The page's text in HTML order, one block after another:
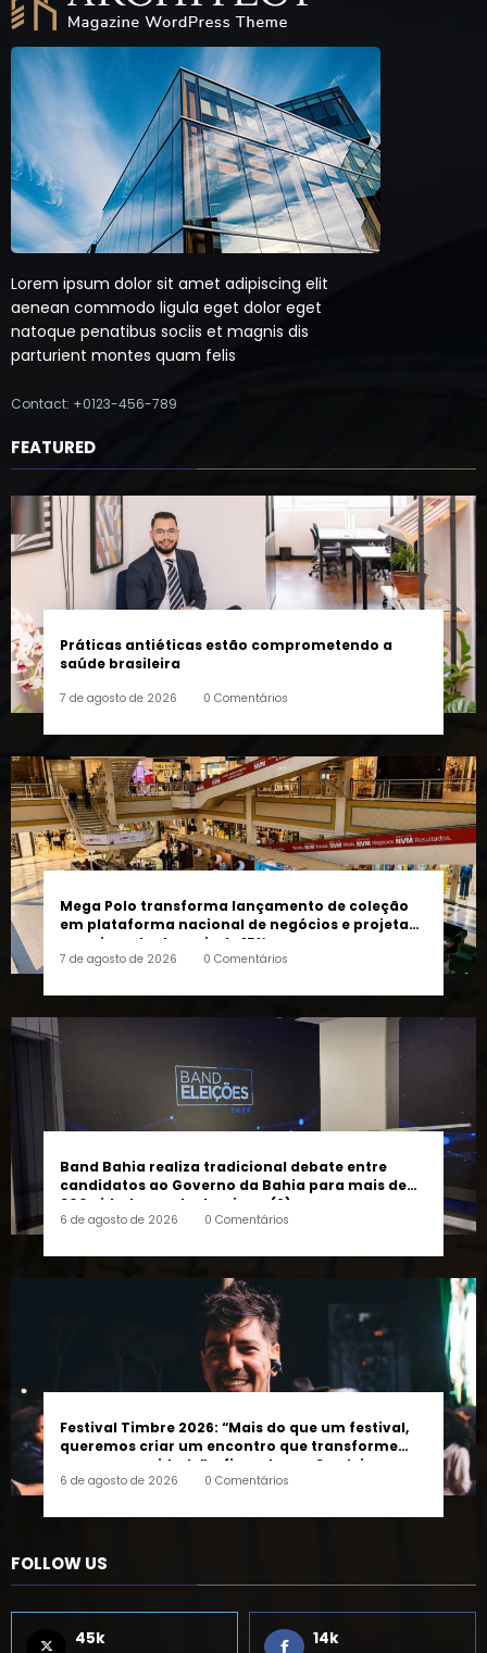
Lorem ipsum dolor sit amet adipiscing elit
aenean commodo ligula eget dolor eget
natoque penatibus sociis et magnis dis
parturient montes quam felis
Contact: +0123-456-789
FEATURED
Práticas antiéticas estão comprometendo a
7 de agosto de 2026
Mega Polo transforma lançamento de coleção
crescimento de mais de 15%
7 de agosto de 2026 0 Comentários
Band Bahia realiza tradicional debate entre
300 cidades neste domingo (9)
6 de agosto de 2026 0 Comentários
Festival Timbre 2026: “Mais do que um festival,
pessoas e a cidade”, afirma Lucas Cordeiro
6 de agosto de 2026 0 Comentários
Followers Followers